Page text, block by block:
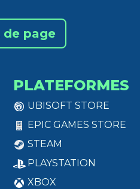
de page
PLATEFORMES
UBISOFT STORE
EPIC GAMES STORE
STEAM
PLAYSTATION
XBOX